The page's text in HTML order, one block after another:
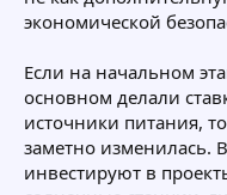
экономической
Если на начальном
основном делали
источники питания,
заметно изменилась.
инвестируют в